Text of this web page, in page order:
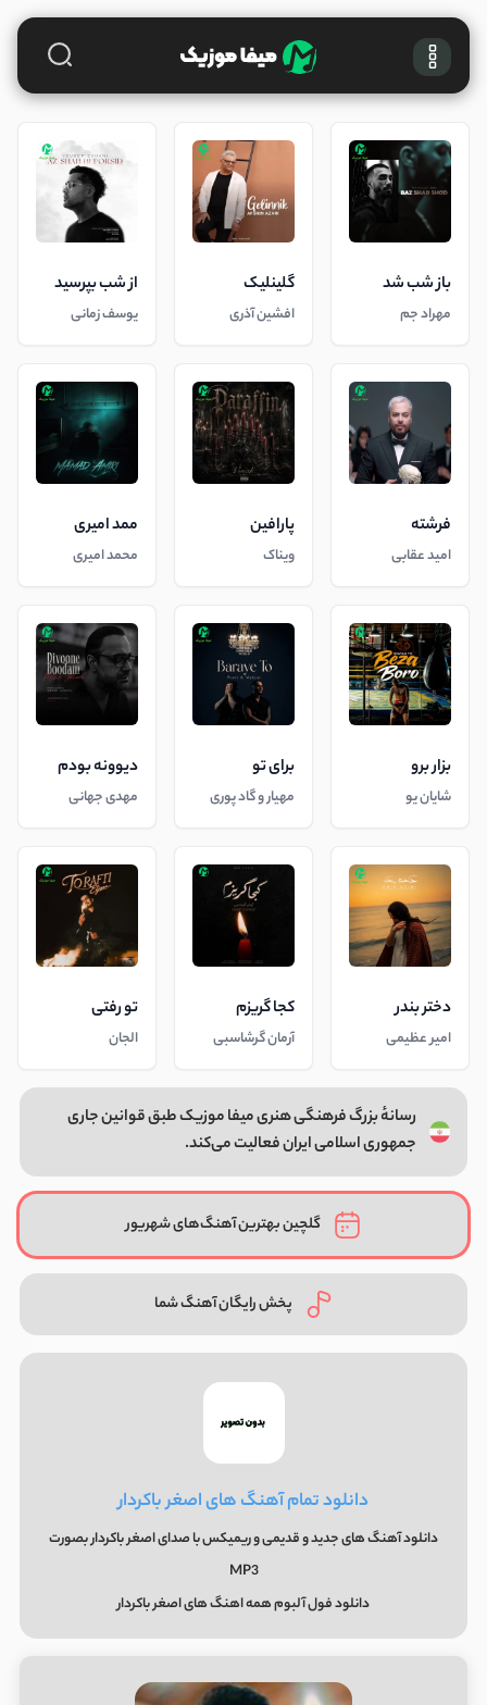
باز شب شد
مهراد جم
گلینلیک
افشین آذری
از شب بپرسید
یوسف زمانی
فرشته
امید عقابی
پارافین
ویناک
ممد امیری
محمد امیری
بزار برو
شایان یو
برای تو
مهیار و گاد پوری
دیوونه بودم
مهدی جهانی
دختر بندر
امیر عظیمی
کجا گریزم
آرمان گرشاسبی
تو رفتی
الجان
رسانهٔ بزرگ فرهنگی هنری میفا موزیک طبق قوانین جاری
جمهوری اسلامی ایران فعالیت می‌کند.
گلچین بهترین آهنگ‌های شهریور
پخش رایگان آهنگ شما
دانلود تمام آهنگ های اصغر باکردار
دانلود آهنگ های جدید و قدیمی و ریمیکس با صدای اصغر باکردار بصورت
MP3
دانلود فول آلبوم همه اهنگ های اصغر باکردار